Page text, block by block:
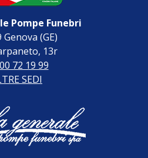
Pompe Funebri
Genova (GE)
13r
72 19 99
SEDI